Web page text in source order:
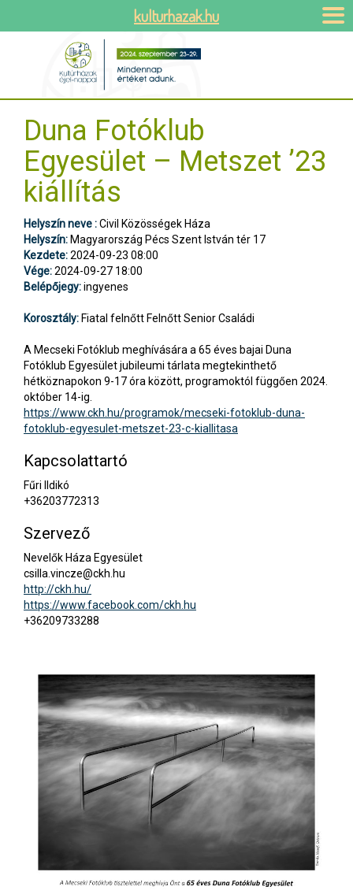
Duna Fotóklub
Egyesület – Metszet ’23
kiállítás
Helyszín neve :Civil Közösségek Háza
Helyszín: Magyarország Pécs Szent István tér 17
Kezdete:2024-09-23 08:00
Vége:2024-09-27 18:00
Belépőjegy:ingyenes
Korosztály: Fiatal felnőtt Felnőtt Senior Családi
A Mecseki Fotóklub meghívására a 65 éves bajai Duna
Fotóklub Egyesület jubileumi tárlata megtekinthető
hétköznapokon 9-17 óra között, programoktól függően 2024.
október 14-ig.
https://www.ckh.hu/programok/mecseki-fotoklub-duna-
fotoklub-egyesulet-metszet-23-c-kiallitasa
Kapcsolattartó
Fűri Ildikó
+36203772313
Szervező
Nevelők Háza Egyesület
csilla.vincze@ckh.hu
http://ckh.hu/
https://www.facebook.com/ckh.hu
+36209733288
kulturhazak.hu